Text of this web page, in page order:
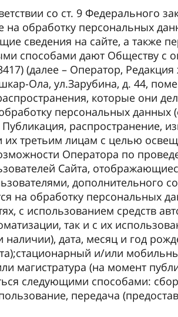
со ст. 9 Федерального
на обработку персональных
сведения на сайте, а также
способами дают Обществу с
(далее – Оператор,
Ола, ул.Зарубина, д. 44,
которые они
персональных
распространение,
третьим лицам с целью
Оператора по
Сайта,
дополнительного
на обработку персональных
с использованием средств
так и с их
дата, месяц и год
и/или
магистратура (на момент
следующими способами:
передача